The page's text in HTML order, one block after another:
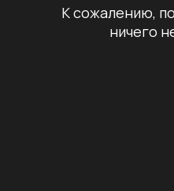
К сожалению,
ничего